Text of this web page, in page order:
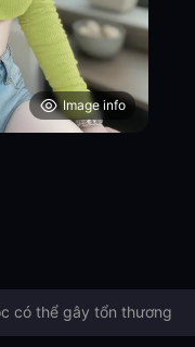
Image info